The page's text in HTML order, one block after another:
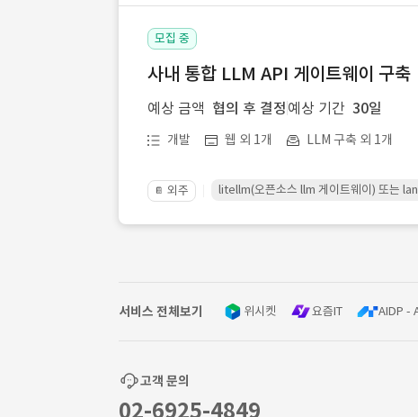
모집 중
사내 통합 LLM API 게이트웨이 구축
예상 금액 협의 후 결정 예상 기간 30일
개발 웹 외 1개 LLM 구축 외 1개
📔 외주 litellm(오픈소스 llm 게이트웨이) 또는
서비스 전체보기 위시켓 요즘IT AIDP -
고객 문의
02-6925-4849